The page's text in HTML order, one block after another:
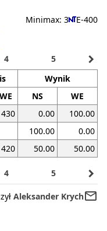
Minimax: 3 E-400
4 5 navigate_next
Wynik
WE NS
WE
430 0.00
100.00
100.00
0.00
420 50.00 50.00
4 5 navigate_next
Aleksander Krychmail_outline